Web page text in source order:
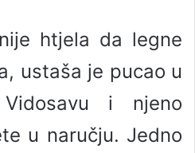
htjela da legne
ustaša je pucao u
i njeno
u naručju. Jedno